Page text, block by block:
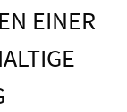
EINER